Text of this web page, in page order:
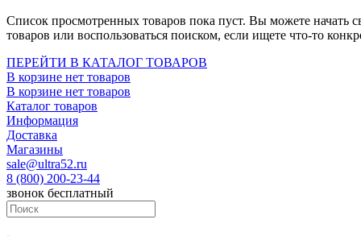
Socket- intel s1151
Socket- intel s2066
Socket- intel s1700
Список просмотренных товаров пока пуст. Вы можете начать
товаров или воспользоваться поиском, если ищете что-то
ПЕРЕЙТИ В КАТАЛОГ ТОВАРОВ
В корзине нет товаров
В корзине нет товаров
Каталог товаров
Информация
Доставка
Магазины
sale@ultra52.ru
8 (800) 200-23-44
звонок бесплатный